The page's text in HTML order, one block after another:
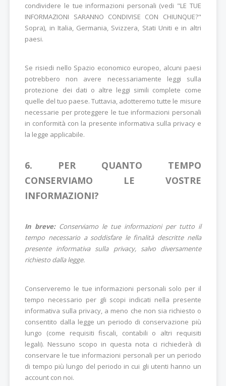
condividere le tue informazioni personali (vedi "LE TUE
INFORMAZIONI SARANNO CONDIVISE CON CHIUNQUE?"
Sopra), in Italia, Germania, Svizzera, Stati Uniti e in altri
paesi.
Se risiedi nello Spazio economico europeo, alcuni paesi
potrebbero non avere necessariamente leggi sulla
protezione dei dati o altre leggi simili complete come
quelle del tuo paese. Tuttavia, adotteremo tutte le misure
necessarie per proteggere le tue informazioni personali
in conformità con la presente informativa sulla privacy e
la legge applicabile.
6. PER QUANTO TEMPO
CONSERVIAMO LE VOSTRE
INFORMAZIONI?
In breve:Conserviamo le tue informazioni per tutto il
tempo necessario a soddisfare le finalità descritte nella
presente informativa sulla privacy, salvo diversamente
richiesto dalla legge.
Conserveremo le tue informazioni personali solo per il
tempo necessario per gli scopi indicati nella presente
informativa sulla privacy, a meno che non sia richiesto o
consentito dalla legge un periodo di conservazione più
lungo (come requisiti fiscali, contabili o altri requisiti
legali). Nessuno scopo in questa nota ci richiederà di
conservare le tue informazioni personali per un periodo
di tempo più lungo del periodo in cui gli utenti hanno un
account con noi.